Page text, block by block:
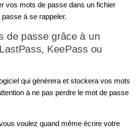
vos mots de passe dans un fichier
à se rappeler.
de passe grâce à un
KeePass ou
qui générera et stockera vos mots
à ne pas perdre le mot de passe
voulez quand même écrire votre